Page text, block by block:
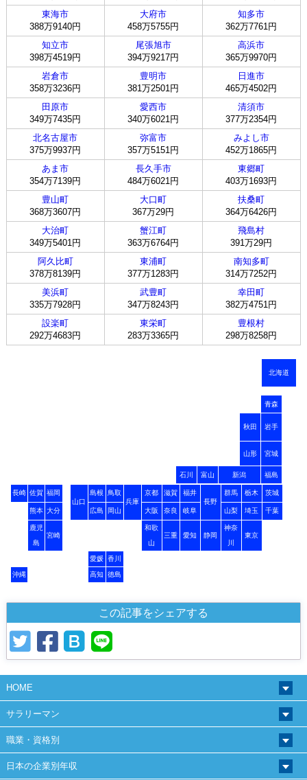
東海市
388万9140円
大府市
458万5755円
知多市
362万7761円
知立市
398万4519円
尾張旭市
394万9217円
高浜市
365万9970円
岩倉市
358万3236円
豊明市
381万2501円
日進市
465万4502円
田原市
349万7435円
愛西市
340万6021円
清須市
377万2354円
北名古屋市
375万9937円
弥富市
357万5151円
みよし市
452万1865円
あま市
354万7139円
長久手市
484万6021円
東郷町
403万1693円
豊山町
368万3607円
大口町
367万29円
扶桑町
364万6426円
大治町
349万5401円
蟹江町
363万6764円
飛島村
391万29円
阿久比町
378万8139円
東浦町
377万1283円
南知多町
314万7252円
美浜町
335万7928円
武豊町
347万8243円
幸田町
382万4751円
設楽町
292万4683円
東栄町
283万3365円
豊根村
298万8258円
北海道
青森
秋田 岩手
山形 宮城
石川 富山 新潟 福島
長崎 佐賀 福岡
山口
島根
鳥取
兵庫
京都 滋賀
福井
長野
群馬 栃木 茨城
熊本 大分 広島 岡山 大阪 奈良 岐阜 山梨 埼玉 千葉
鹿児
島
宮崎
和歌
山
三重 愛知 静岡
神奈
川
東京
愛媛 香川
沖縄 高知 徳島
この記事をシェアする
HOME
サラリーマン
職業・資格別
日本の企業別年収